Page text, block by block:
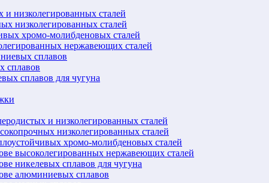
и низколегированных сталей
низколегированных сталей
хромо-молибденовых сталей
нержавеющих сталей
сплавов
сплавов
сплавов для чугуна
и низколегированных сталей
низколегированных сталей
хромо-молибденовых сталей
высоколегированных нержавеющих сталей
никелевых сплавов для чугуна
алюминиевых сплавов